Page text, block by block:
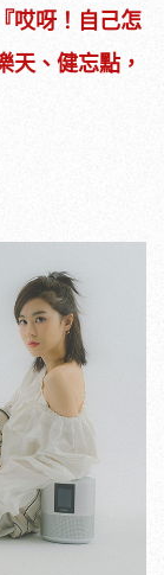
哎呀！自己怎
天、健忘點，